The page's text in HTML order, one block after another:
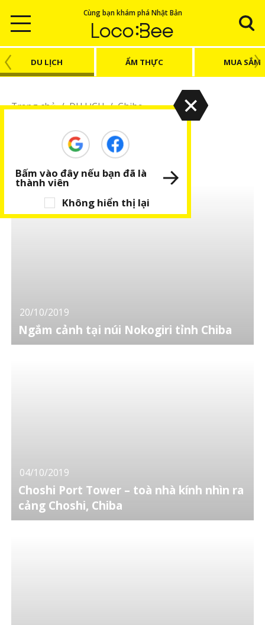
Cùng bạn khám phá Nhật Bản
DU LỊCH ẨM THỰC MUA SẮM
Trang chủ/DU LỊCH/Chiba
Chia sẻ kinh nghiệm du lịch Chiba
20/10/2019
Ngắm cảnh tại núi Nokogiri tỉnh Chiba
04/10/2019
Choshi Port Tower – toà nhà kính nhìn ra
cảng Choshi, Chiba
Không hiển thị lại
Bấm vào đây nếu bạn đã là
thành viên